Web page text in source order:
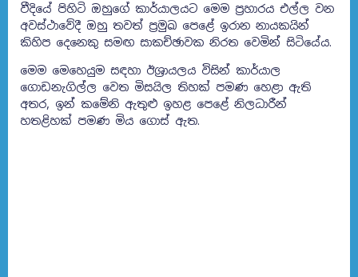
වීදියේ පිහිටි ඔහුගේ කාර්යාලයට මෙම ප්‍රහාරය එල්ල වන
අවස්ථාවේදී ඔහු තවත් ප්‍රමුඛ පෙළේ ඉරාන නායකයින්
කිහිප දෙනෙකු සමඟ සාකච්ඡාවක නිරත වෙමින් සිටියේය.
මෙම මෙහෙයුම සඳහා ඊශ්‍රායලය විසින් කාර්යාල
ගොඩනැගිල්ල වෙත මිසයිල තිහක් පමණ හෙළා ඇති
අතර, ඉන් කමේනි ඇතුළු ඉහළ පෙළේ නිලධාරීන්
හතළිහක් පමණ මිය ගොස් ඇත.